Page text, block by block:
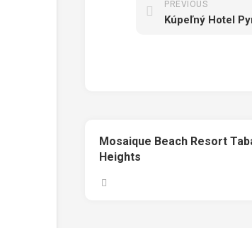
PREVIOUS
Kúpeľný Hotel
Mosaique Beach Resort
Heights